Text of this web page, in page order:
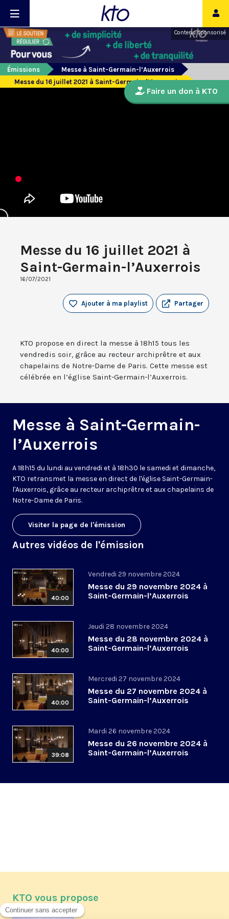
Contenu sponsorisé
Émissions
Messe à Saint-Germain-l’Auxerrois
Messe du 16 juillet 2021 à Saint-Germain-l’Auxerrois
Messe du 16 juillet 2021 à
Saint-Germain-l’Auxerrois
16/07/2021
Partager
Ajouter à ma playlist
KTO propose en direct la messe à 18h15 tous les
vendredis soir, grâce au recteur archiprêtre et aux
chapelains de Notre-Dame de Paris. Cette messe est
célébrée en l’église Saint-Germain-l’Auxerrois.
Messe à Saint-Germain-
l’Auxerrois
A 18h15 du lundi au vendredi et à 18h30 le samedi et dimanche,
KTO retransmet la messe en direct de l'église Saint-Germain-
l'Auxerrois, grâce au recteur archiprêtre et aux chapelains de
Notre-Dame de Paris.
Visiter la page de l'émission
Autres vidéos de l'émission
40:00
Vendredi 29 novembre 2024
Messe du 29 novembre 2024 à
Saint-Germain-l’Auxerrois
40:00
Jeudi 28 novembre 2024
Messe du 28 novembre 2024 à
Saint-Germain-l’Auxerrois
40:00
Mercredi 27 novembre 2024
Messe du 27 novembre 2024 à
Saint-Germain-l’Auxerrois
39:08
Mardi 26 novembre 2024
Messe du 26 novembre 2024 à
Saint-Germain-l’Auxerrois
Faire un don à KTO
KTO vous propose